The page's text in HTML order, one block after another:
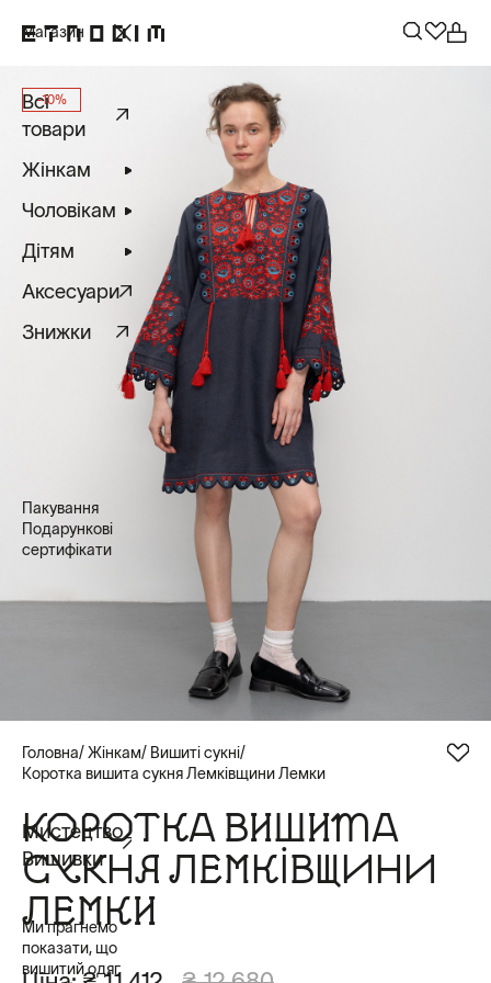
Головна Жінкам
Вишиті сукні
Коротка вишита сукня Лемківщини Лемки
-10%
КОРОТКА ВИШИТА
СУКНЯ ЛЕМКІВЩИНИ
ЛЕМКИ
Магазин
Всі
товари
Жінкам
Чоловікам
Дітям
Аксесуари
Знижки
Пакування
Подарункові
сертифікати
Мистецтво
Вишивки
Ми прагнемо
показати, що
вишитий одяг